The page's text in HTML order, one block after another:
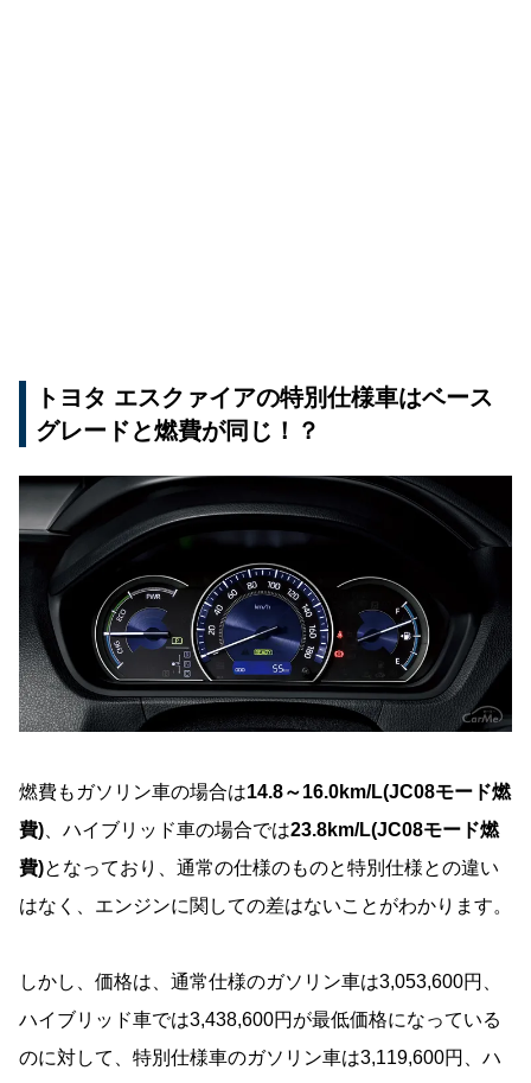
トヨタ エスクァイアの特別仕様車はベース
グレードと燃費が同じ！？
燃費もガソリン車の場合は14.8～16.0km/L(JC08モード燃
費) 、ハイブリッド車の場合では23.8km/L(JC08モード燃
費)となっており、通常の仕様のものと特別仕様との違い
はなく、エンジンに関しての差はないことがわかります。
しかし、価格は、通常仕様のガソリン車は3,053,600円、
ハイブリッド車では3,438,600円が最低価格になっている
のに対して、特別仕様車のガソリン車は3,119,600円、ハ